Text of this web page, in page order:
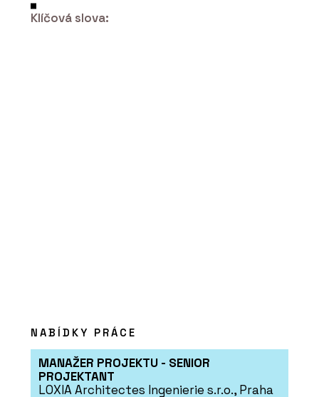
Klíčová slova:
NABÍDKY PRÁCE
MANAŽER PROJEKTU - SENIOR
PROJEKTANT
LOXIA Architectes Ingenierie s.r.o., Praha